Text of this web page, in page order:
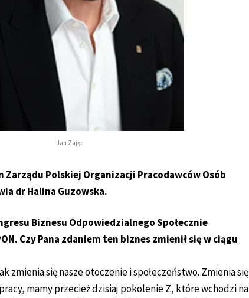
Jan Zając
Zarządu Polskiej Organizacji Pracodawców Osób
dr Halina Guzowska.
Biznesu Odpowiedzialnego Społecznie
Czy Pana zdaniem ten biznes zmienił się w ciągu
zmienia się nasze otoczenie i społeczeństwo. Zmienia się
mamy przecież dzisiaj pokolenie Z, które wchodzi na